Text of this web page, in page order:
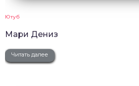
Ютуб
Мари Дениз
Читать далее